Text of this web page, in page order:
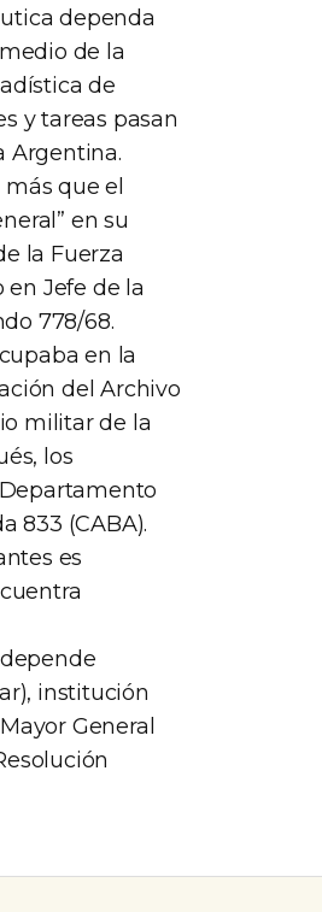
dependa
de la
de
y tareas pasan
Argentina.
que el
en su
la Fuerza
Jefe de la
778/68.
en la
del Archivo
militar de la
los
833 (CABA).
es
institución
General